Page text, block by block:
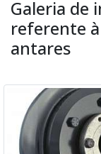
Galeria de
referente
antares